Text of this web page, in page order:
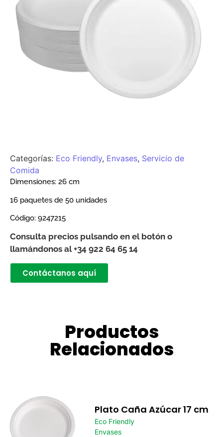
Categorías: Eco Friendly, Envases, Servicio de
Comida
Dimensiones: 26 cm
16 paquetes de 50 unidades
Código: 9247215
Consulta precios pulsando en el botón o
llamándonos al +34 922 64 65 14
Contáctanos aquí
Productos
Relacionados
Plato Caña Azúcar 17 cm
Eco Friendly
Envases